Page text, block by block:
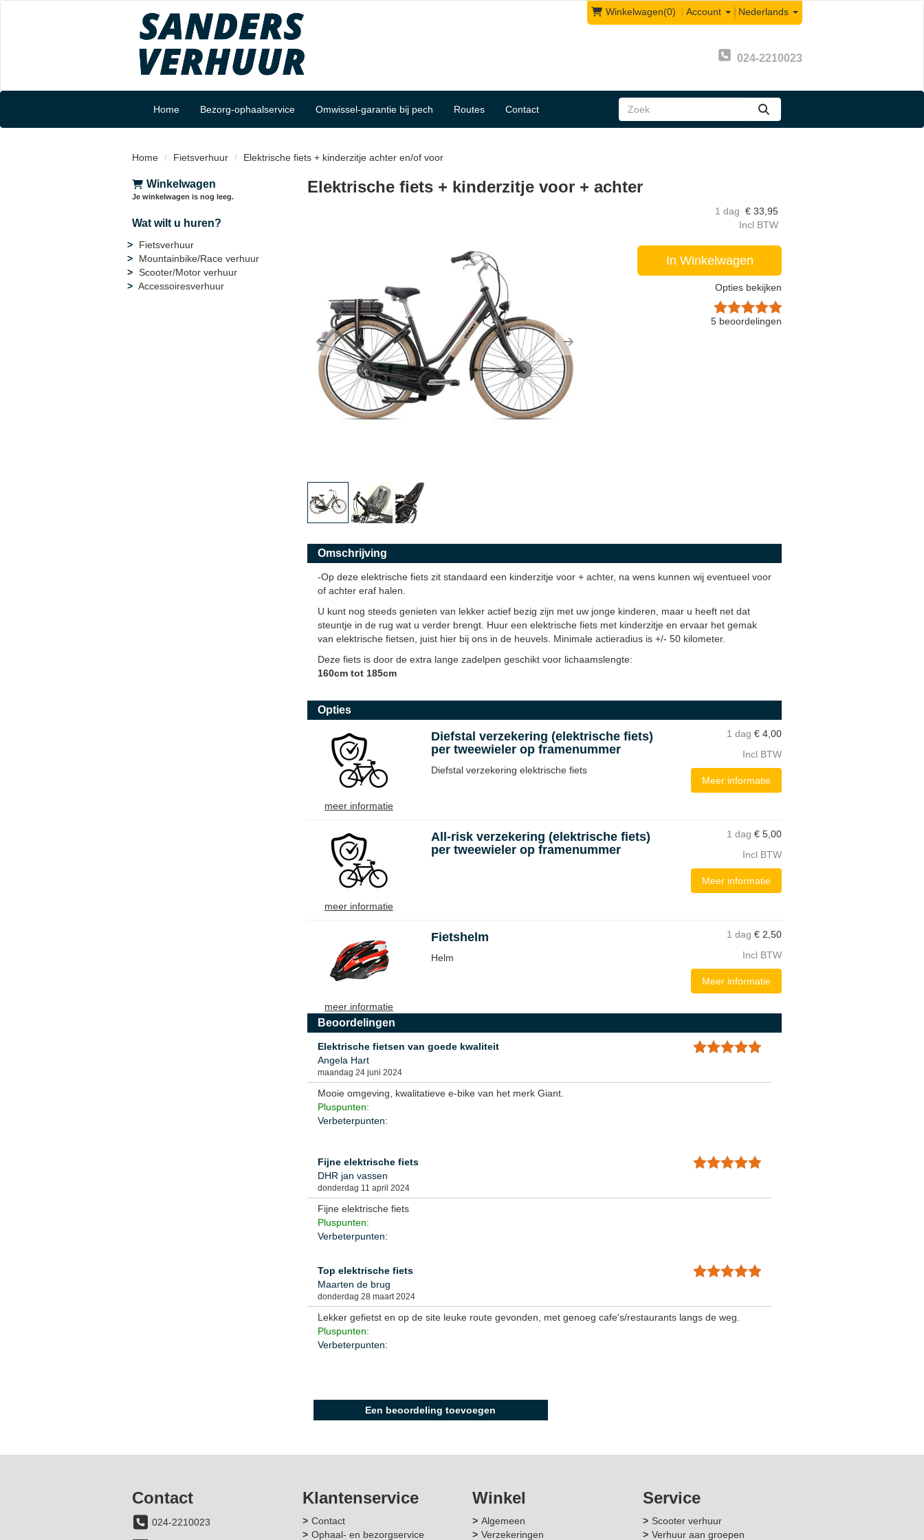
Winkelwagen(0) Account | Nederlands
024-2210023
Home Bezorg-ophaalservice Omwissel-garantie bij pech Routes Contact
zoeken
Home Fietsverhuur Elektrische fiets + kinderzitje achter en/of voor
Winkelwagen
Je winkelwagen is nog leeg.
Wat wilt u huren?
Fietsverhuur
Mountainbike/Race verhuur
Scooter/Motor verhuur
Accessoiresverhuur
Elektrische fiets + kinderzitje voor + achter
Previous Next
1 dag € 33,95
Incl BTW
In Winkelwagen
Opties bekijken
5 beoordelingen
Omschrijving
-Op deze elektrische fiets zit standaard een kinderzitje voor + achter, na wens kunnen wij eventueel voor
of achter eraf halen.
U kunt nog steeds genieten van lekker actief bezig zijn met uw jonge kinderen, maar u heeft net dat
steuntje in de rug wat u verder brengt. Huur een elektrische fiets met kinderzitje en ervaar het gemak
van elektrische fietsen, juist hier bij ons in de heuvels. Minimale actieradius is +/- 50 kilometer.
Deze fiets is door de extra lange zadelpen geschikt voor lichaamslengte:
160cm tot 185cm
Opties
meer informatie
1 dag € 4,00
Incl BTW
Meer informatie
Diefstal verzekering (elektrische fiets)
per tweewieler op framenummer
Diefstal verzekering elektrische fiets
meer informatie
1 dag € 5,00
Incl BTW
Meer informatie
All-risk verzekering (elektrische fiets)
per tweewieler op framenummer
meer informatie
1 dag € 2,50
Incl BTW
Meer informatie
Fietshelm
Helm
Beoordelingen
Elektrische fietsen van goede kwaliteit
Angela Hart
maandag 24 juni 2024
Mooie omgeving, kwalitatieve e-bike van het merk Giant.
Pluspunten:
Verbeterpunten:
Fijne elektrische fiets
DHR jan vassen
donderdag 11 april 2024
Fijne elektrische fiets
Pluspunten:
Verbeterpunten:
Top elektrische fiets
Maarten de brug
donderdag 28 maart 2024
Lekker gefietst en op de site leuke route gevonden, met genoeg cafe's/restaurants langs de weg.
Pluspunten:
Verbeterpunten:
Een beoordeling toevoegen
Contact
024-2210023
Klantenservice
Contact
Ophaal- en bezorgservice
Winkel
Algemeen
Verzekeringen
Service
Scooter verhuur
Verhuur aan groepen